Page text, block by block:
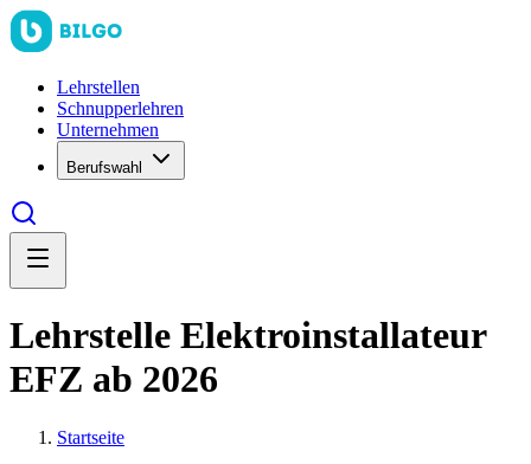
Lehrstellen
Schnupperlehren
Unternehmen
Berufswahl
Lehrstelle Elektroinstallateur
EFZ ab 2026
Startseite